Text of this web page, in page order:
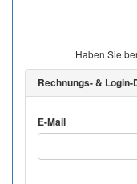
Haben Sie
Rechnungs- & Login-
E-Mail